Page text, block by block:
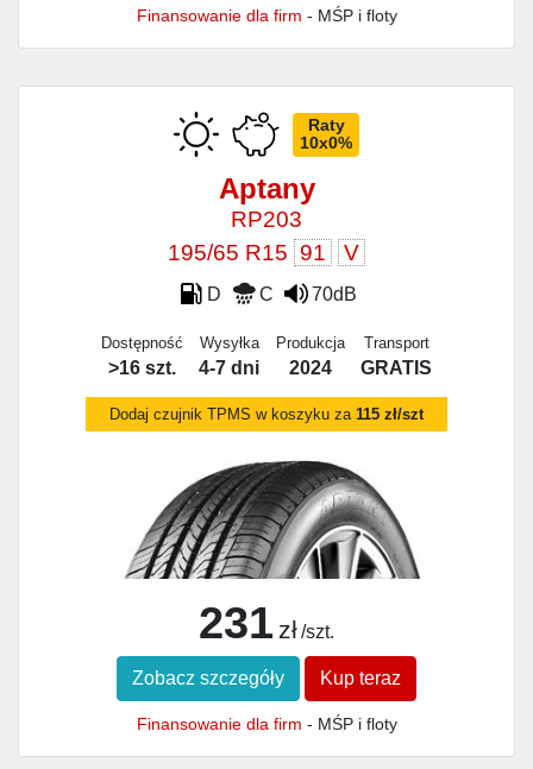
Finansowanie dla firm - MŚP i floty
Raty
10x0%
Aptany
RP203
195/65 R15 91 V
D C 70dB
Dostępność
>16 szt.
Wysyłka
4-7 dni
Produkcja
2024
Transport
GRATIS
Dodaj czujnik TPMS w koszyku za 115 zł/szt
231 zł /szt.
Zobacz szczegóły Kup teraz
Finansowanie dla firm - MŚP i floty